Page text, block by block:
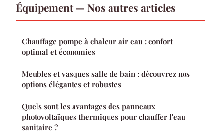
Équipement — Nos autres articles
Chauffage pompe à chaleur air eau : confort
optimal et économies
Meubles et vasques salle de bain : découvrez nos
options élégantes et robustes
Quels sont les avantages des panneaux
photovoltaïques thermiques pour chauffer l'eau
sanitaire ?